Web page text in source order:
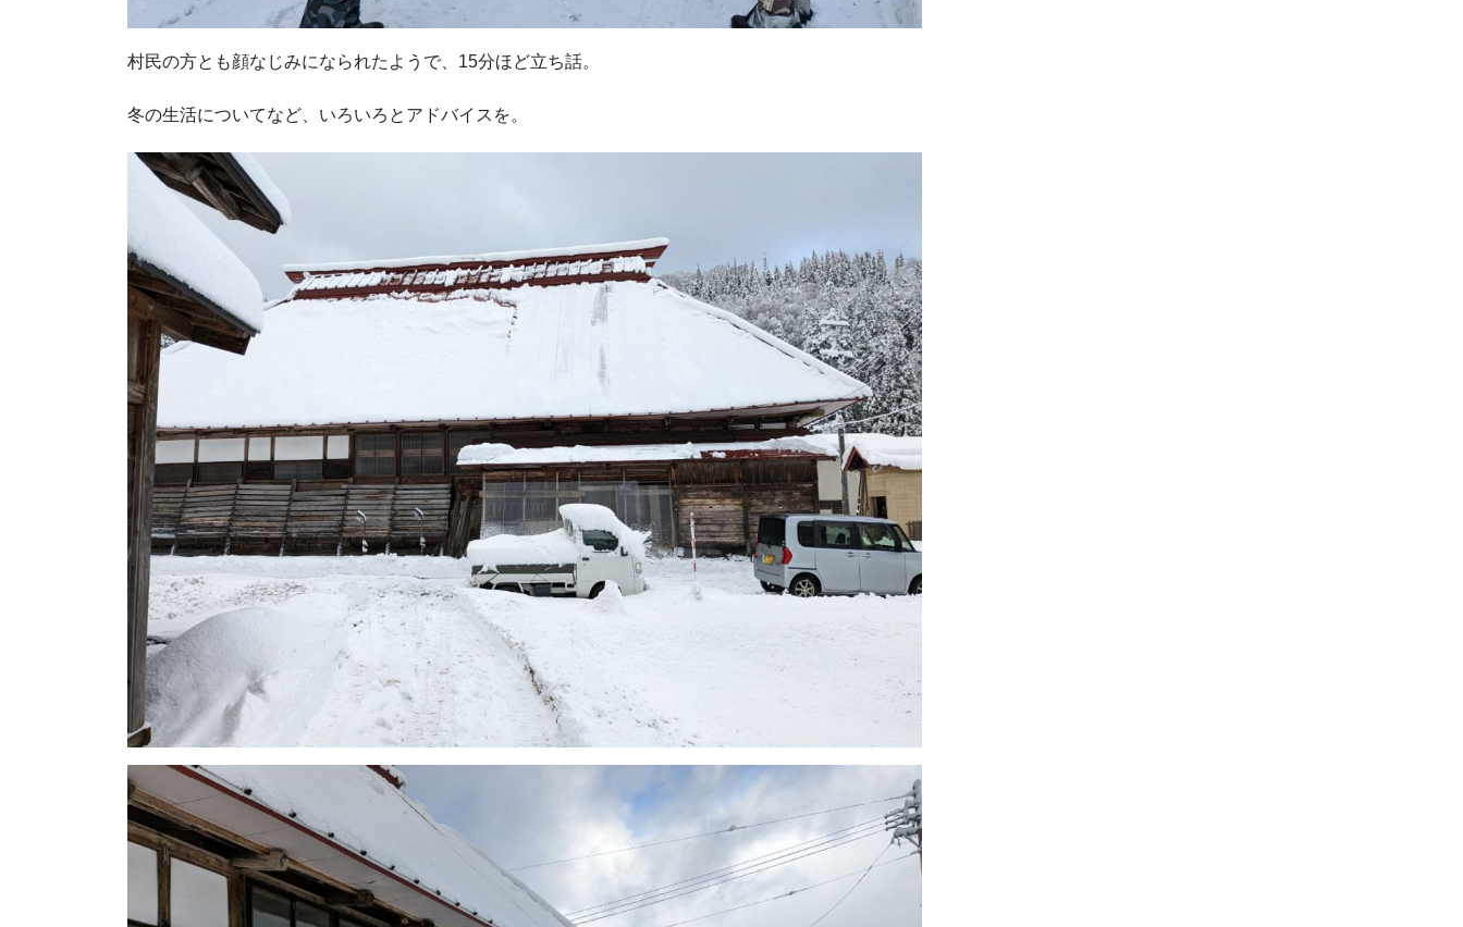
村民の方とも顔なじみになられたようで、15分ほど立ち話。
冬の生活についてなど、いろいろとアドバイスを。